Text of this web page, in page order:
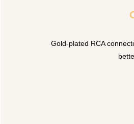
Gold-plated RCA